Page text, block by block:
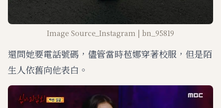
Image Source_Instagram | bn_95819
還問她要電話號碼，儘管當時苞娜穿著校服，但是陌
生人依舊向他表白。